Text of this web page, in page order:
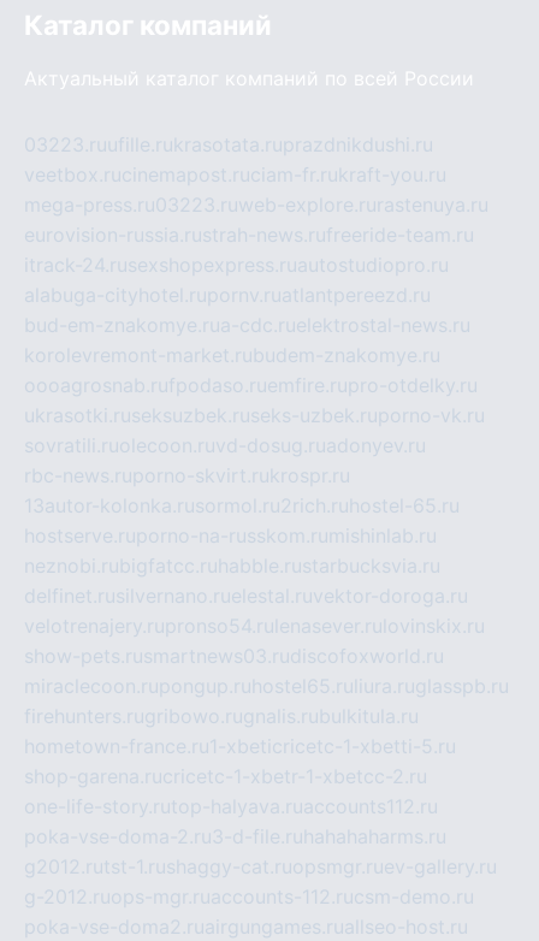
Каталог компаний
Актуальный каталог компаний по всей России
03223.ruufille.rukrasotata.ruprazdnikdushi.ru
veetbox.rucinemapost.ruciam-fr.rukraft-you.ru
mega-press.ru03223.ruweb-explore.ru rastenuya.ru
eurovision-russia.rustrah-news.rufreeride-team.ru
itrack-24.rusexshopexpress.ruautostudiopro.ru
alabuga-cityhotel.rupornv.ruatlantpereezd.ru
bud-em-znakomye.rua-cdc.ruelektrostal-news.ru
korolevremont-market.rubudem-znakomye.ru
oooagrosnab.rufpodaso.ruemfire.rupro-otdelky.ru
ukrasotki.ruseksuzbek.ruseks-uzbek.ruporno-vk.ru
sovratili.ruolecoon.ruvd-dosug.ruadonyev.ru
rbc-news.ruporno-skvirt.rukrospr.ru
13autor-kolonka.rusormol.ru2rich.ru hostel-65.ru
hostserve.ruporno-na-russkom.ru mishinlab.ru
neznobi.rubigfatcc.ru habble.rustarbucksvia.ru
delfinet.rusilvernano.ruelestal.ruvektor-doroga.ru
velotrenajery.rupronso54.ru lenasever.ru lovinskix.ru
show-pets.rusmartnews03.rudiscofoxworld.ru
miraclecoon.rupongup.ru hostel65.ru liura.ruglasspb.ru
firehunters.rugribowo.rugnalis.rubulkitula.ru
hometown-france.ru1-xbeticricetc-1-xbetti-5.ru
shop-garena.rucricetc-1-xbetr-1-xbetcc-2.ru
one-life-story.rutop-halyava.ruaccounts112.ru
poka-vse-doma-2.ru3-d-file.ru hahahaharms.ru
g2012.rutst-1.rushaggy-cat.ruopsmgr.ruev-gallery.ru
g-2012.ruops-mgr.ruaccounts-112.rucsm-demo.ru
poka-vse-doma2.ruairgungames.ruallseo-host.ru